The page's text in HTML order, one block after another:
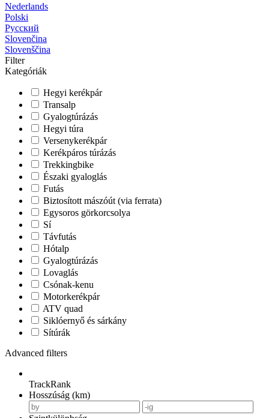
Nederlands
Polski
Русский
Slovenčina
Slovenščina
Filter
Kategóriák
Hegyi kerékpár
Transalp
Gyalogtúrázás
Hegyi túra
Versenykerékpár
Kerékpáros túrázás
Trekkingbike
Északi gyaloglás
Futás
Biztosított mászóút (via ferrata)
Egysoros görkorcsolya
Sí
Távfutás
Hótalp
Gyalogtúrázás
Lovaglás
Csónak-kenu
Motorkerékpár
ATV quad
Siklóernyő és sárkány
Sítúrák
Advanced filters
TrackRank
Hosszúság (km)